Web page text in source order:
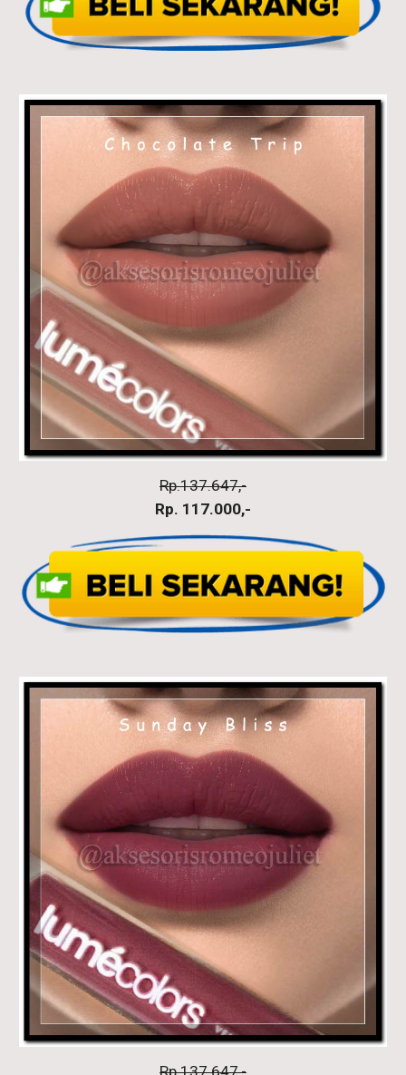
Rp.137.647,-
Rp. 117.000,-
Rp.137.647,-